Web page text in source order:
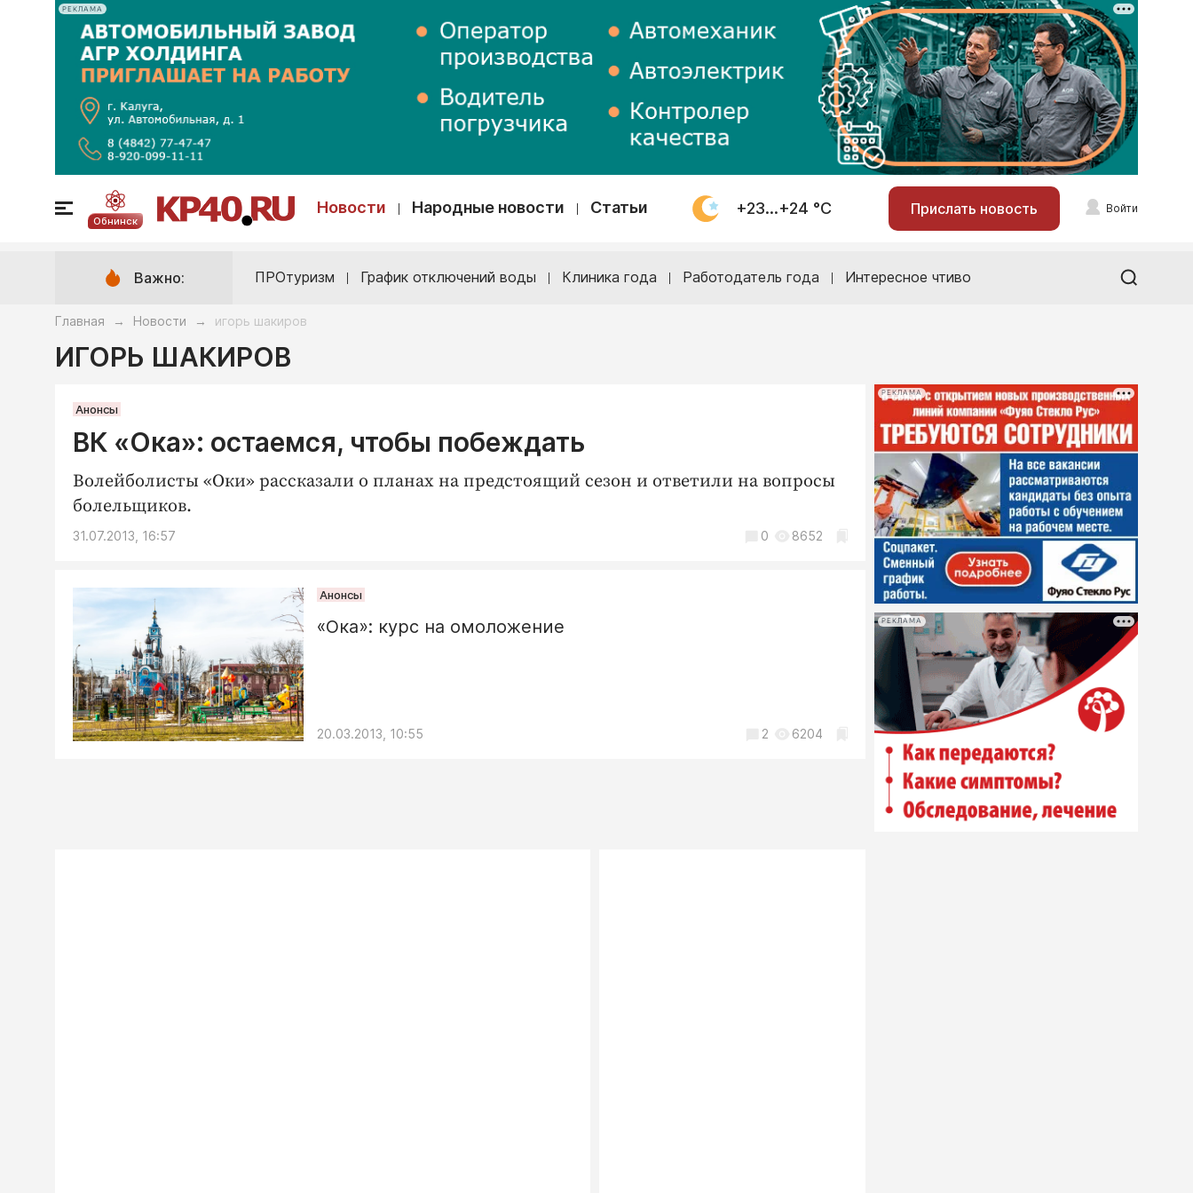
РЕКЛАМА
Обнинск
Новости Народные новости Статьи +23...+24 °С Прислать новость Войти
Важно: ПРОтуризм График отключений воды Клиника года Работодатель года Интересное чтиво
Главная → Новости → игорь шакиров
ИГОРЬ ШАКИРОВ
Анонсы
ВК «Ока»: остаемся, чтобы побеждать
Волейболисты «Оки» рассказали о планах на предстоящий сезон и ответили на вопросы
болельщиков.
31.07.2013, 16:57 0 8652
Анонсы
«Ока»: курс на омоложение
20.03.2013, 10:55 2 6204
РЕКЛАМА
РЕКЛАМА